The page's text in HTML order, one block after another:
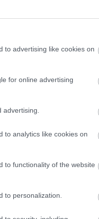
to advertising like cookies on
for online advertising
to analytics like cookies on
to functionality of the website
to personalization.